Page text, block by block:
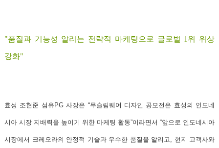
"품질과 기능성 알리는 전략적 마케팅으로 글로벌 1위 위상
강화"
효성 조현준 섬유PG 사장은 “무슬림웨어 디자인 공모전은 효성의 인도네
시아 시장 지배력을 높이기 위한 마케팅 활동”이라면서 “앞으로 인도네시아
시장에서 크레오라의 안정적 기술과 우수한 품질을 알리고, 현지 고객사와